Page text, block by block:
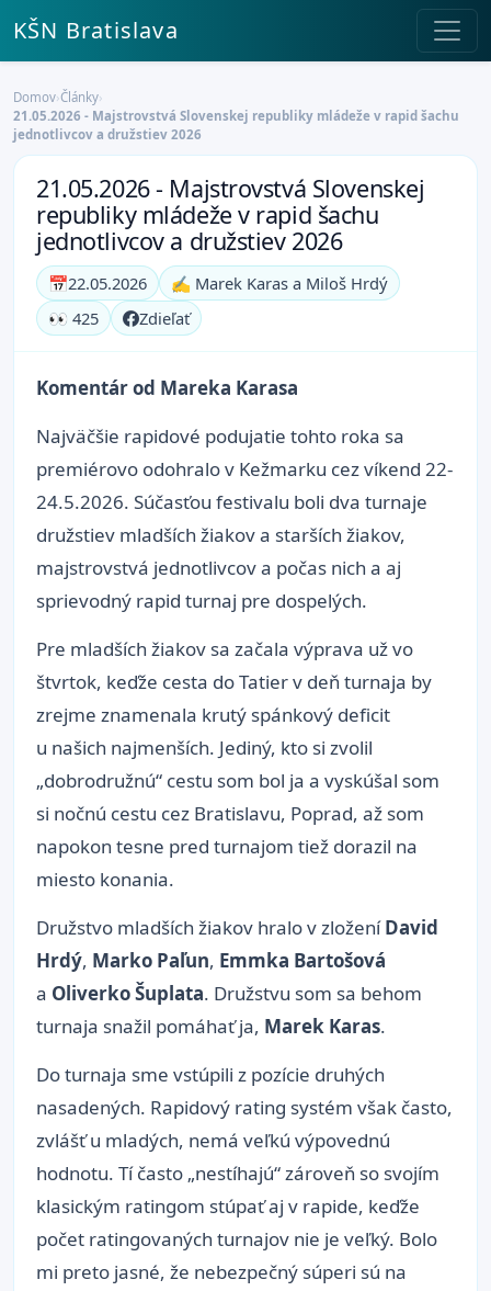
KŠN Bratislava
Domov›Články›
21.05.2026 - Majstrovstvá Slovenskej republiky mládeže v rapid šachu
jednotlivcov a družstiev 2026
21.05.2026 - Majstrovstvá Slovenskej
republiky mládeže v rapid šachu
jednotlivcov a družstiev 2026
📅22.05.2026
✍️ Marek Karas a Miloš Hrdý
👀 425
Zdieľať
Komentár od Mareka Karasa
Najväčšie rapidové podujatie tohto roka sa
premiérovo odohralo v Kežmarku cez víkend 22-
24.5.2026. Súčasťou festivalu boli dva turnaje
družstiev mladších žiakov a starších žiakov,
majstrovstvá jednotlivcov a počas nich a aj
sprievodný rapid turnaj pre dospelých.
Pre mladších žiakov sa začala výprava už vo
štvrtok, keďže cesta do Tatier v deň turnaja by
zrejme znamenala krutý spánkový deficit
u našich najmenších. Jediný, kto si zvolil
„dobrodružnú“ cestu som bol ja a vyskúšal som
si nočnú cestu cez Bratislavu, Poprad, až som
napokon tesne pred turnajom tiež dorazil na
miesto konania.
Družstvo mladších žiakov hralo v zloženíDavid
Hrdý, Marko Paľun, Emmka Bartošová
a Oliverko Šuplata. Družstvu som sa behom
turnaja snažil pomáhať ja, Marek Karas.
Do turnaja sme vstúpili z pozície druhých
nasadených. Rapidový rating systém však často,
zvlášť u mladých, nemá veľkú výpovednú
hodnotu. Tí často „nestíhajú“ zároveň so svojím
klasickým ratingom stúpať aj v rapide, keďže
počet ratingovaných turnajov nie je veľký. Bolo
mi preto jasné, že nebezpečný súperi sú na